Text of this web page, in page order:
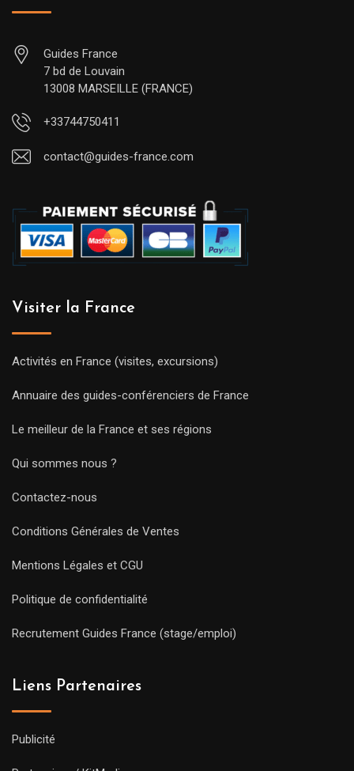
Guides France
7 bd de Louvain
13008 MARSEILLE (FRANCE)
+33744750411
contact@guides-france.com
Visiter la France
Activités en France (visites, excursions)
Annuaire des guides-conférenciers de France
Le meilleur de la France et ses régions
Qui sommes nous ?
Contactez-nous
Conditions Générales de Ventes
Mentions Légales et CGU
Politique de confidentialité
Recrutement Guides France (stage/emploi)
Liens Partenaires
Publicité